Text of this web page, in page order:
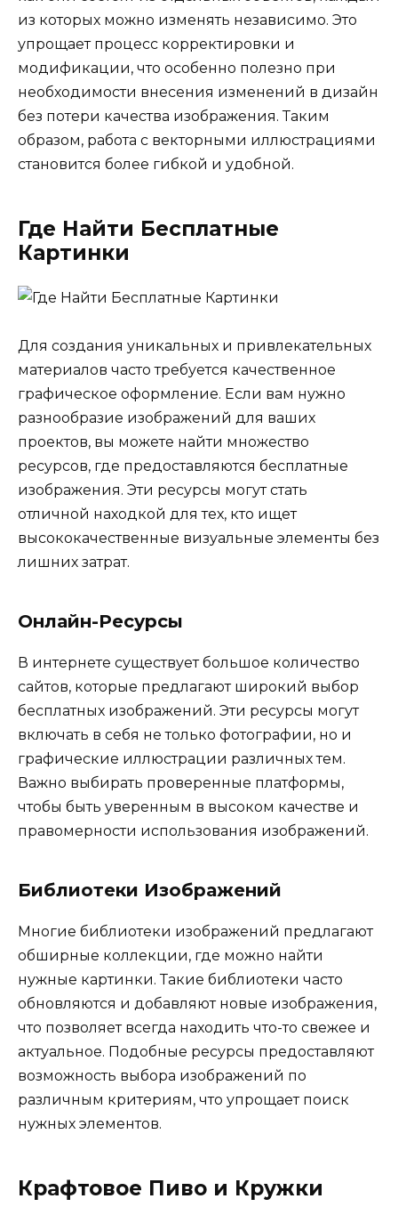
из которых можно изменять независимо. Это
упрощает процесс корректировки и
модификации, что особенно полезно при
необходимости внесения изменений в дизайн
без потери качества изображения. Таким
образом, работа с векторными иллюстрациями
становится более гибкой и удобной.
Где Найти Бесплатные
Картинки
Для создания уникальных и привлекательных
материалов часто требуется качественное
графическое оформление. Если вам нужно
разнообразие изображений для ваших
проектов, вы можете найти множество
ресурсов, где предоставляются бесплатные
изображения. Эти ресурсы могут стать
отличной находкой для тех, кто ищет
высококачественные визуальные элементы без
лишних затрат.
Онлайн-Ресурсы
В интернете существует большое количество
сайтов, которые предлагают широкий выбор
бесплатных изображений. Эти ресурсы могут
включать в себя не только фотографии, но и
графические иллюстрации различных тем.
Важно выбирать проверенные платформы,
чтобы быть уверенным в высоком качестве и
правомерности использования изображений.
Библиотеки Изображений
Многие библиотеки изображений предлагают
обширные коллекции, где можно найти
нужные картинки. Такие библиотеки часто
обновляются и добавляют новые изображения,
что позволяет всегда находить что-то свежее и
актуальное. Подобные ресурсы предоставляют
возможность выбора изображений по
различным критериям, что упрощает поиск
нужных элементов.
Крафтовое Пиво и Кружки